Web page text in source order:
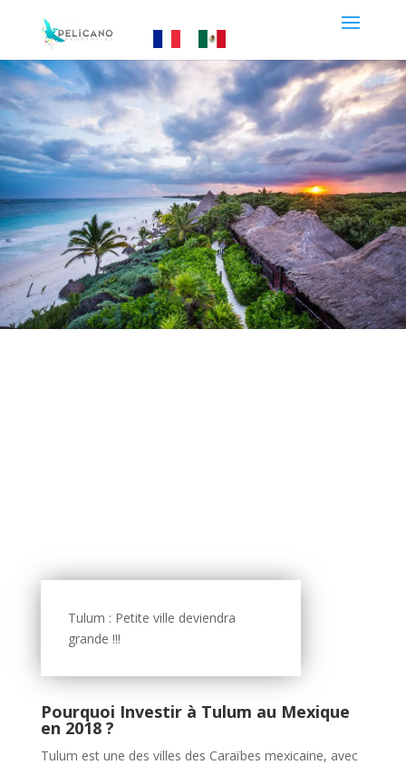
Tulum : Petite ville deviendra
grande !!!
Pourquoi Investir à Tulum au Mexique
en 2018 ?
Tulum est une des villes des Caraïbes mexicaine, avec